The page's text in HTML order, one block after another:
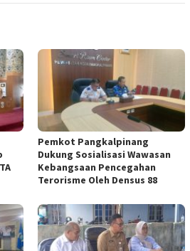
Pemkot Pangkalpinang
Dukung Sosialisasi Wawasan
Kebangsaan Pencegahan
Terorisme Oleh Densus 88